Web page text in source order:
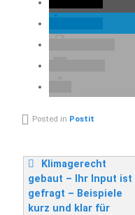
Posted in Postit
Beitragsnavigation
Klimagerecht
gebaut – Ihr Input ist
gefragt – Beispiele
kurz und klar für